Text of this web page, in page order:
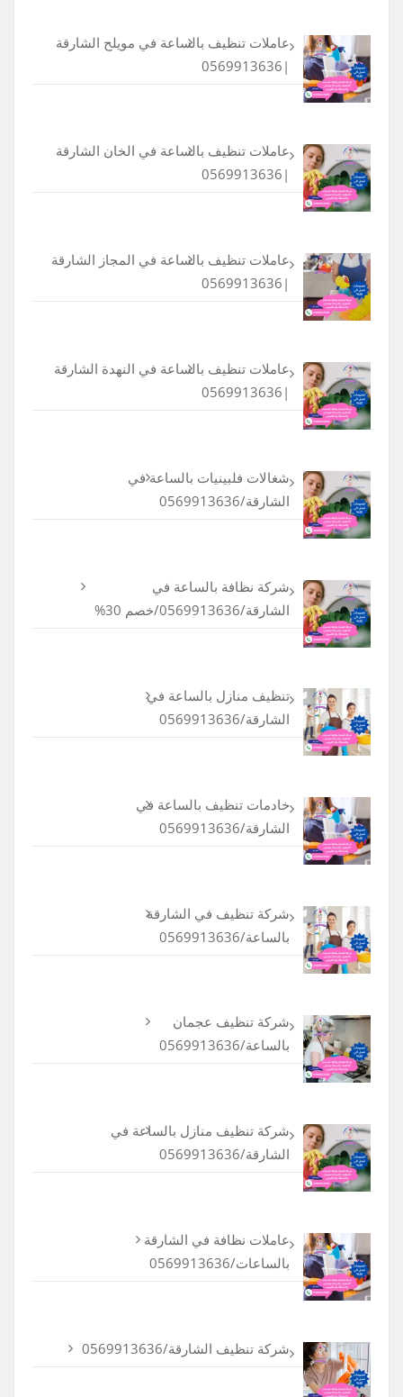
عاملات تنظيف بالساعة في مويلح الشارقة
|0569913636
عاملات تنظيف بالساعة في الخان الشارقة
|0569913636
عاملات تنظيف بالساعة في المجاز الشارقة
|0569913636
عاملات تنظيف بالساعة في النهدة الشارقة
|0569913636
شغالات فلبينيات بالساعة في
الشارقة/0569913636
شركة نظافة بالساعة في
الشارقة/0569913636/خصم 30%
تنظيف منازل بالساعة في
الشارقة/0569913636
خادمات تنظيف بالساعة في
الشارقة/0569913636
شركة تنظيف في الشارقة
بالساعة/0569913636
شركة تنظيف عجمان
بالساعة/0569913636
شركة تنظيف منازل بالساعة في
الشارقة/0569913636
عاملات نظافة في الشارقة
بالساعات/0569913636
شركة تنظيف الشارقة/0569913636